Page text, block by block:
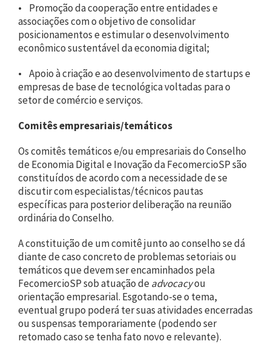
• Promoção da cooperação entre entidades e
associações com o objetivo de consolidar
posicionamentos e estimular o desenvolvimento
econômico sustentável da economia digital;
• Apoio à criação e ao desenvolvimento de startups e
empresas de base de tecnológica voltadas para o
setor de comércio e serviços.
Comitês empresariais/temáticos
Os comitês temáticos e/ou empresariais do Conselho
de Economia Digital e Inovação da FecomercioSP são
constituídos de acordo com a necessidade de se
discutir com especialistas/técnicos pautas
específicas para posterior deliberação na reunião
ordinária do Conselho.
A constituição de um comitê junto ao conselho se dá
diante de caso concreto de problemas setoriais ou
temáticos que devem ser encaminhados pela
FecomercioSP sob atuação deadvocacyou
orientação empresarial. Esgotando-se o tema,
eventual grupo poderá ter suas atividades encerradas
ou suspensas temporariamente (podendo ser
retomado caso se tenha fato novo e relevante).